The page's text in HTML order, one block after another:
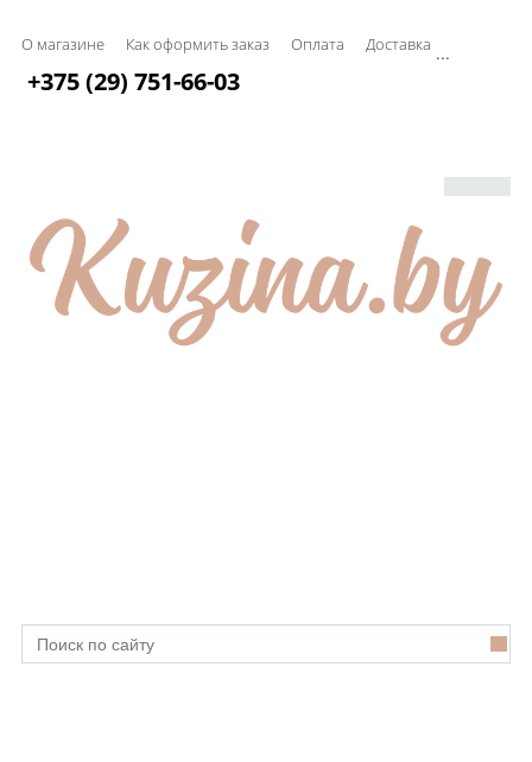
О магазине Как оформить заказ Оплата Доставка ...
+375 (29) 751-66-03